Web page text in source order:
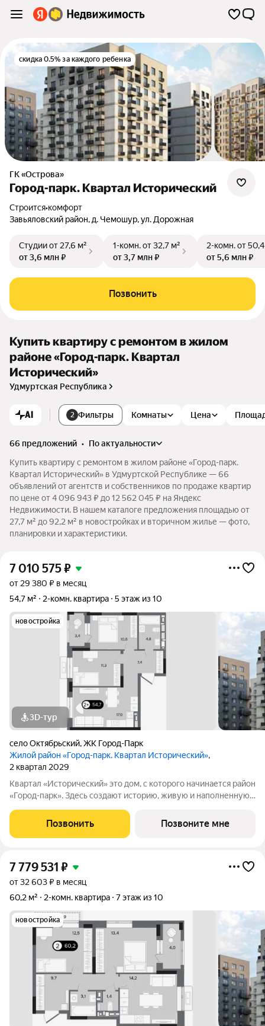
скидка 0.5% за каждого ребенка
ГК «Острова»
Город-парк. Квартал Исторический
Строится•комфорт
Завьяловский район, д. Чемошур,ул. Дорожная
Студииот 27,6 м²
от 3,6 млн ₽
1-комн.от 32,7 м²
от 3,7 млн ₽
2-комн.от
от 5,6 млн ₽
Позвонить
Купить квартиру с ремонтом в жилом
районе «Город-парк. Квартал
Исторический»
Удмуртская Республика
AI 2 Фильтры Комнаты Цена
66 предложений •
по актуальности
Купить квартиру с ремонтом в жилом районе «Город-парк.
Квартал Исторический» в Удмуртской Республике — 66
объявлений от агентств и собственников по продаже квартир
по цене от 4 096 943 ₽ до 12 562 045 ₽ на Яндекс
Недвижимости. В нашем каталоге предложения площадью от
27,7 м² до 92,2 м² в новостройках и вторичном жилье — фото,
планировки и характеристики.
7 010 575₽
от 29 380 ₽ в месяц
54,7 м²
2-комн. квартира 5 этаж из 10
новостройка
3D-тур
село Октябрьский,ЖК Город-Парк
Жилой район «Город-парк. Квартал Исторический»,
2 квартал 2029
Квартал «Исторический» это дом, с которого начинается район
«Город-парк». Здесь создают историю, живую и наполненную
от семи до десяти этажей и двух десятиэтажных башен,
выходящих на
Позвонить Позвоните мне
7 779 531 ₽
от 32 603 ₽ в месяц
60,2 м²
2-комн. квартира 7 этаж из 10
новостройка